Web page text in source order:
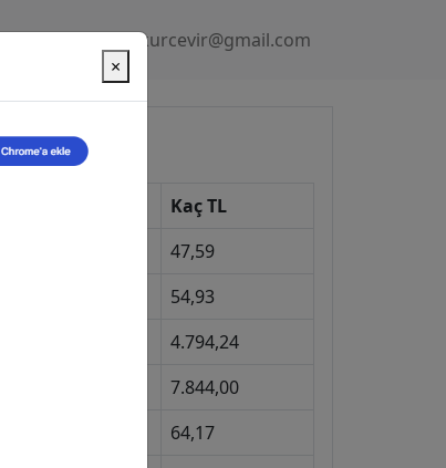
Politikası kurcevir@gmail.com
Kurlar
Kaç TL
47,59
54,93
4.794,24
7.844,00
64,17
×